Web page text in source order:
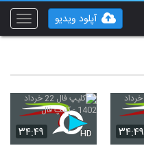
Toggle
آپلود ویدیو
۳۴:۴۹ ۳۴:۴۹ HD